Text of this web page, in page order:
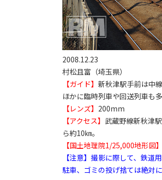
2008.12.23
村松且富（埼玉県）
【ガイド】 新秋津駅手前は中
ほかに臨時列車や回送列車も
【レンズ】 200mm
【アクセス】 武蔵野線新秋津
ら約10㎞。
【国土地理院1/25,000地形図】
【注意】撮影に際して、鉄
駐車、ゴミの投げ捨ては絶対